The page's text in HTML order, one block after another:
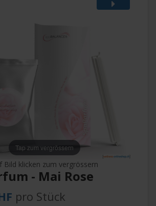
Tap zum vergrössern
Bild klicken zum vergrössern
- Mai Rose
pro Stück